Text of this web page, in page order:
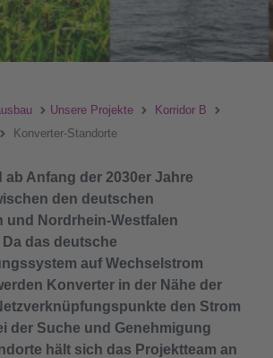
Unsere Projekte
Korridor B
Konverter-Standorte
ab Anfang der 2030er Jahre
den deutschen
und Nordrhein-Westfalen
das deutsche
auf Wechselstrom
Konverter in der Nähe der
den Strom
der Suche und Genehmigung
hält sich das Projektteam an